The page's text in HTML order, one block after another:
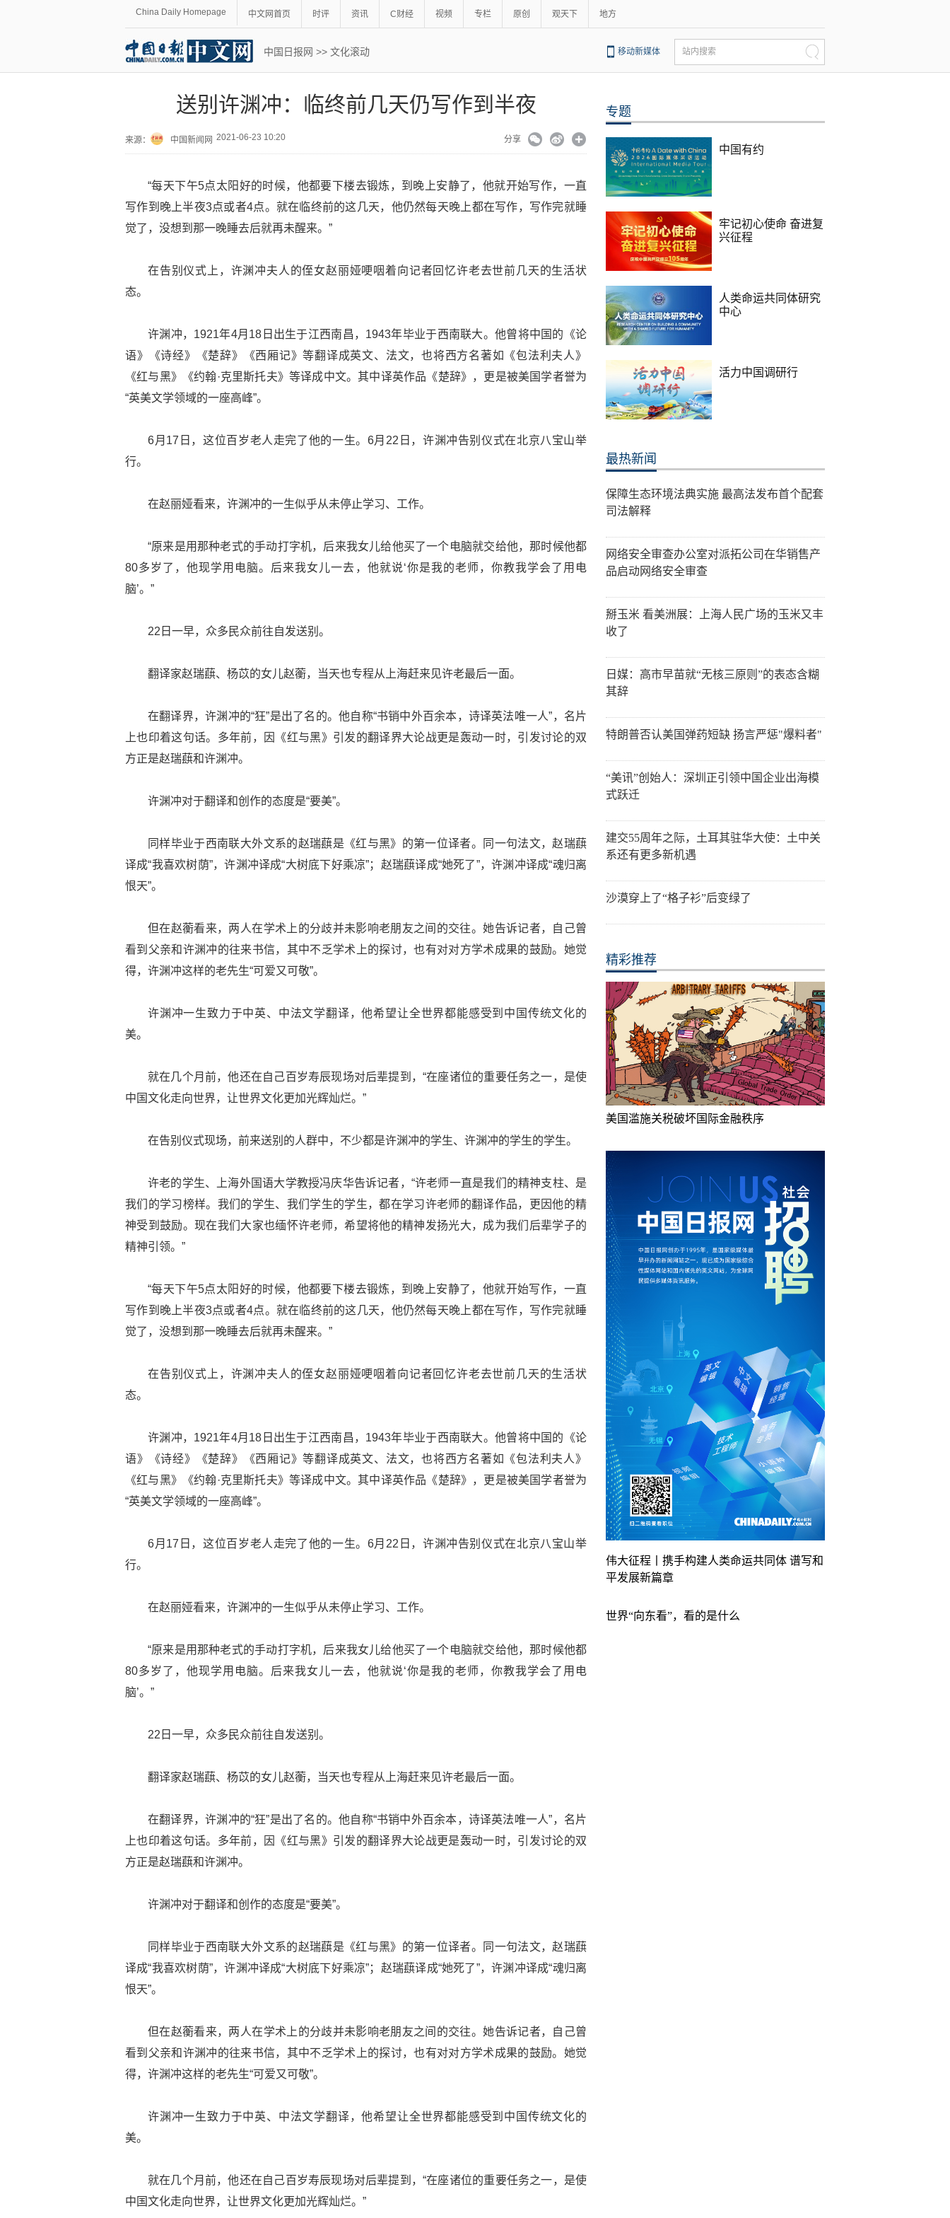
China Daily Homepage 中文网首页 时评 资讯 C财经 视频 专栏 原创 观天下 地方
中国日报网 >> 文化滚动 移动新媒体 站内搜索
送别许渊冲：临终前几天仍写作到半夜
来源： 中国新闻网 2021-06-23 10:20 分享
“每天下午5点太阳好的时候，他都要下楼去锻炼，到晚上安静了，他就开始写作，一直
写作到晚上半夜3点或者4点。就在临终前的这几天，他仍然每天晚上都在写作，写作完就睡
觉了，没想到那一晚睡去后就再未醒来。”
在告别仪式上，许渊冲夫人的侄女赵丽娅哽咽着向记者回忆许老去世前几天的生活状
态。
许渊冲，1921年4月18日出生于江西南昌，1943年毕业于西南联大。他曾将中国的《论
语》《诗经》《楚辞》《西厢记》等翻译成英文、法文，也将西方名著如《包法利夫人》
《红与黑》《约翰·克里斯托夫》等译成中文。其中译英作品《楚辞》，更是被美国学者誉为
“英美文学领域的一座高峰”。
6月17日，这位百岁老人走完了他的一生。6月22日，许渊冲告别仪式在北京八宝山举
行。
在赵丽娅看来，许渊冲的一生似乎从未停止学习、工作。
“原来是用那种老式的手动打字机，后来我女儿给他买了一个电脑就交给他，那时候他都
80多岁了，他现学用电脑。后来我女儿一去，他就说‘你是我的老师，你教我学会了用电
脑’。”
22日一早，众多民众前往自发送别。
翻译家赵瑞蕻、杨苡的女儿赵蘅，当天也专程从上海赶来见许老最后一面。
在翻译界，许渊冲的“狂”是出了名的。他自称“书销中外百余本，诗译英法唯一人”，名片
上也印着这句话。多年前，因《红与黑》引发的翻译界大论战更是轰动一时，引发讨论的双
方正是赵瑞蕻和许渊冲。
许渊冲对于翻译和创作的态度是“要美”。
同样毕业于西南联大外文系的赵瑞蕻是《红与黑》的第一位译者。同一句法文，赵瑞蕻
译成“我喜欢树荫”，许渊冲译成“大树底下好乘凉”；赵瑞蕻译成“她死了”，许渊冲译成“魂归离
恨天”。
但在赵蘅看来，两人在学术上的分歧并未影响老朋友之间的交往。她告诉记者，自己曾
看到父亲和许渊冲的往来书信，其中不乏学术上的探讨，也有对对方学术成果的鼓励。她觉
得，许渊冲这样的老先生“可爱又可敬”。
许渊冲一生致力于中英、中法文学翻译，他希望让全世界都能感受到中国传统文化的
美。
就在几个月前，他还在自己百岁寿辰现场对后辈提到，“在座诸位的重要任务之一，是使
中国文化走向世界，让世界文化更加光辉灿烂。”
在告别仪式现场，前来送别的人群中，不少都是许渊冲的学生、许渊冲的学生的学生。
许老的学生、上海外国语大学教授冯庆华告诉记者，“许老师一直是我们的精神支柱、是
我们的学习榜样。我们的学生、我们学生的学生，都在学习许老师的翻译作品，更因他的精
神受到鼓励。现在我们大家也缅怀许老师，希望将他的精神发扬光大，成为我们后辈学子的
精神引领。”
“每天下午5点太阳好的时候，他都要下楼去锻炼，到晚上安静了，他就开始写作，一直
写作到晚上半夜3点或者4点。就在临终前的这几天，他仍然每天晚上都在写作，写作完就睡
觉了，没想到那一晚睡去后就再未醒来。”
在告别仪式上，许渊冲夫人的侄女赵丽娅哽咽着向记者回忆许老去世前几天的生活状
态。
许渊冲，1921年4月18日出生于江西南昌，1943年毕业于西南联大。他曾将中国的《论
语》《诗经》《楚辞》《西厢记》等翻译成英文、法文，也将西方名著如《包法利夫人》
《红与黑》《约翰·克里斯托夫》等译成中文。其中译英作品《楚辞》，更是被美国学者誉为
“英美文学领域的一座高峰”。
6月17日，这位百岁老人走完了他的一生。6月22日，许渊冲告别仪式在北京八宝山举
行。
在赵丽娅看来，许渊冲的一生似乎从未停止学习、工作。
“原来是用那种老式的手动打字机，后来我女儿给他买了一个电脑就交给他，那时候他都
80多岁了，他现学用电脑。后来我女儿一去，他就说‘你是我的老师，你教我学会了用电
脑’。”
22日一早，众多民众前往自发送别。
翻译家赵瑞蕻、杨苡的女儿赵蘅，当天也专程从上海赶来见许老最后一面。
在翻译界，许渊冲的“狂”是出了名的。他自称“书销中外百余本，诗译英法唯一人”，名片
上也印着这句话。多年前，因《红与黑》引发的翻译界大论战更是轰动一时，引发讨论的双
方正是赵瑞蕻和许渊冲。
许渊冲对于翻译和创作的态度是“要美”。
同样毕业于西南联大外文系的赵瑞蕻是《红与黑》的第一位译者。同一句法文，赵瑞蕻
译成“我喜欢树荫”，许渊冲译成“大树底下好乘凉”；赵瑞蕻译成“她死了”，许渊冲译成“魂归离
恨天”。
但在赵蘅看来，两人在学术上的分歧并未影响老朋友之间的交往。她告诉记者，自己曾
看到父亲和许渊冲的往来书信，其中不乏学术上的探讨，也有对对方学术成果的鼓励。她觉
得，许渊冲这样的老先生“可爱又可敬”。
许渊冲一生致力于中英、中法文学翻译，他希望让全世界都能感受到中国传统文化的
美。
就在几个月前，他还在自己百岁寿辰现场对后辈提到，“在座诸位的重要任务之一，是使
中国文化走向世界，让世界文化更加光辉灿烂。”
专题
中国有约
牢记初心使命 奋进复
兴征程
人类命运共同体研究
中心
活力中国调研行
最热新闻
保障生态环境法典实施 最高法发布首个配套
司法解释
网络安全审查办公室对派拓公司在华销售产
品启动网络安全审查
掰玉米 看美洲展：上海人民广场的玉米又丰
收了
日媒：高市早苗就“无核三原则”的表态含糊
其辞
特朗普否认美国弹药短缺 扬言严惩"爆料者"
“美讯”创始人：深圳正引领中国企业出海模
式跃迁
建交55周年之际，土耳其驻华大使：土中关
系还有更多新机遇
沙漠穿上了“格子衫”后变绿了
精彩推荐
美国滥施关税破坏国际金融秩序
伟大征程丨携手构建人类命运共同体 谱写和
平发展新篇章
世界“向东看”，看的是什么